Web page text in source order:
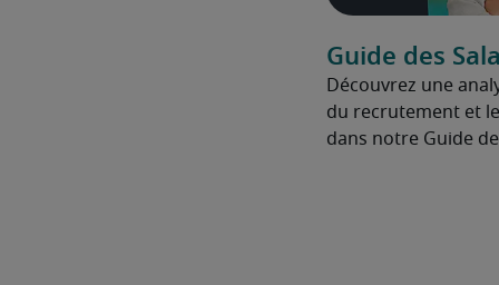
Guide des
Découvrez une
du recrutement et
dans notre Guide